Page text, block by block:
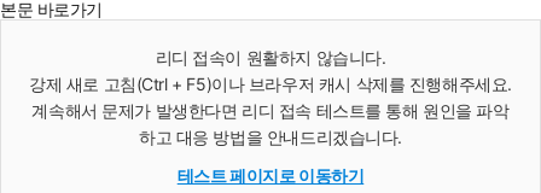
본문 바로가기
리디 접속이 원활하지 않습니다.
강제 새로 고침(Ctrl + F5)이나 브라우저 캐시 삭제를 진행해주세요.
계속해서 문제가 발생한다면 리디 접속 테스트를 통해 원인을 파악
하고 대응 방법을 안내드리겠습니다.
테스트 페이지로 이동하기